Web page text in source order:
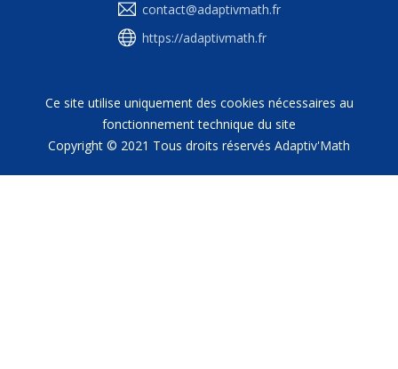
contact@adaptivmath.fr
https://adaptivmath.fr
Ce site utilise uniquement des cookies nécessaires au
fonctionnement technique du site
Copyright © 2021 Tous droits réservés Adaptiv'Math